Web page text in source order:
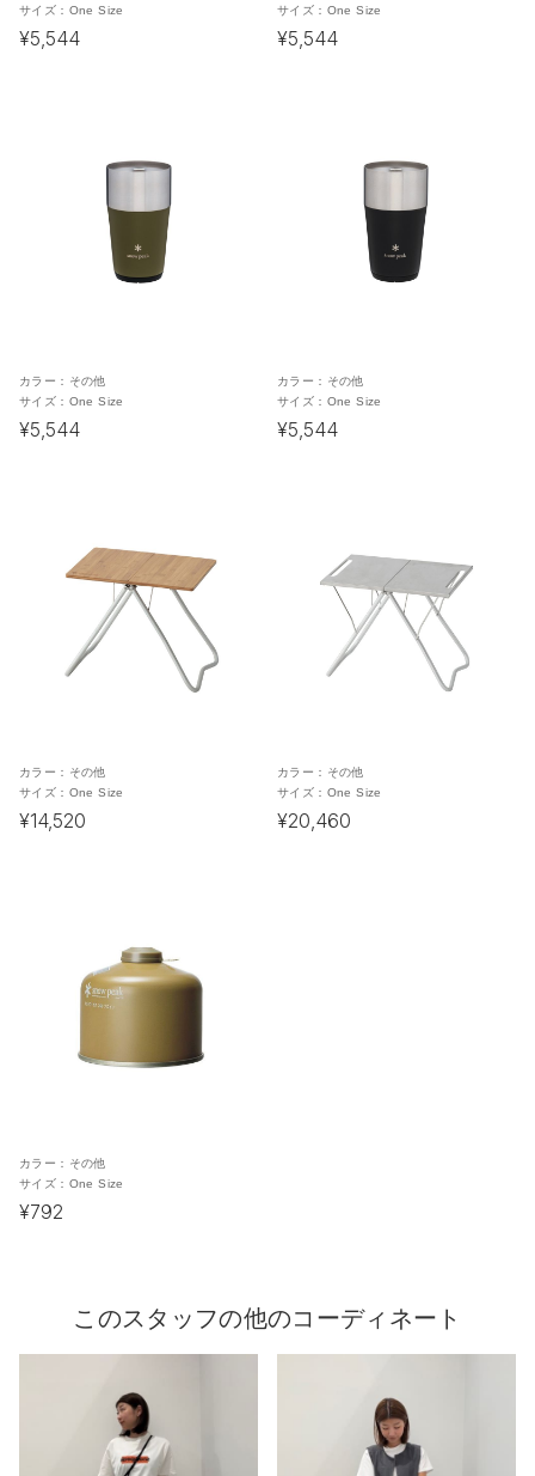
サイズ： One Size
¥5,544
サイズ： One Size
¥5,544
カラー： その他
サイズ： One Size
¥5,544
カラー： その他
サイズ： One Size
¥5,544
カラー： その他
サイズ： One Size
¥14,520
カラー： その他
サイズ： One Size
¥20,460
カラー： その他
サイズ： One Size
¥792
このスタッフの他のコーディネート